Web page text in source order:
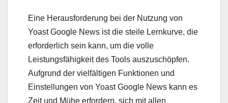
Eine Herausforderung bei der Nutzung von
Yoast Google News ist die steile Lernkurve, die
erforderlich sein kann, um die volle
Leistungsfähigkeit des Tools auszuschöpfen.
Aufgrund der vielfältigen Funktionen und
Einstellungen von Yoast Google News kann es
Zeit und Mühe erfordern, sich mit allen